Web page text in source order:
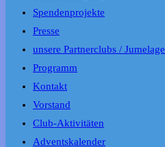
Spendenprojekte
Presse
unsere Partnerclubs / Jumelage
Programm
Kontakt
Vorstand
Club-Aktivitäten
Adventskalender